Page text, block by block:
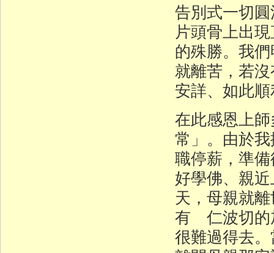
告別式一切
片頭骨上出
的殊勝。我
就離苦，若
安詳、如此
在此感恩上
常」。由於
職停薪，準
好學佛、親
天，母親就
有 仁波切的
很難過得去